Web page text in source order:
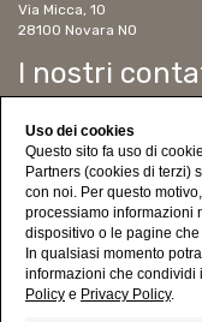
Via Micca, 10
28100 Novara NO
I nostri
Tel. 0321 623391
Cell. 347 6304129
Cell. 338 2757586
ms@immobilver.it
Social
Uso dei cookies
Questo sito fa uso di
Partners (cookies di terzi)
con noi. Per questo
processiamo informazioni
dispositivo o le pagine che
In qualsiasi momento
informazioni che condividi
Policy e Privacy Policy.